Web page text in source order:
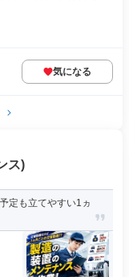
気になる
ス)
定も立てやすい1ヵ